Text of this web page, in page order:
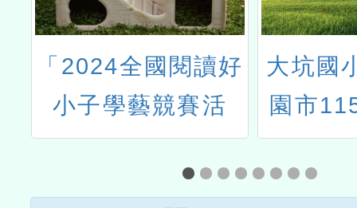
「2024全國閱讀好
小子學藝競賽活
動」
大坑國
園市
賽國小
境式演